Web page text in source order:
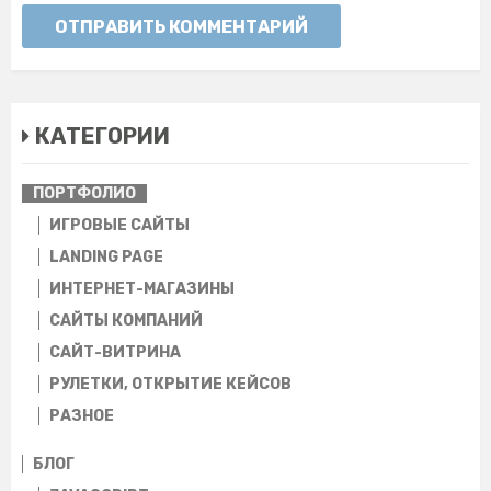
ОТПРАВИТЬ КОММЕНТАРИЙ
КАТЕГОРИИ
ПОРТФОЛИО
ИГРОВЫЕ САЙТЫ
LANDING PAGE
ИНТЕРНЕТ-МАГАЗИНЫ
CАЙТЫ КОМПАНИЙ
САЙТ-ВИТРИНА
РУЛЕТКИ, ОТКРЫТИЕ КЕЙСОВ
РАЗНОЕ
БЛОГ